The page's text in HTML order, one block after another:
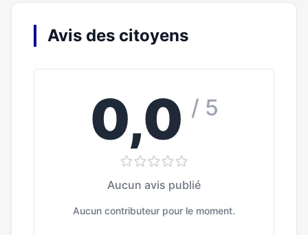
Avis des citoyens
0,0 / 5
Aucun avis publié
Aucun contributeur pour le moment.